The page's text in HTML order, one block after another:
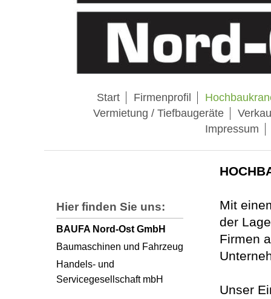
Start Firmenprofil
Vermietung / Tiefbaugeräte
Impressum
Mit
der
Firmen
Unser
Hier finden Sie uns:
BAUFA Nord-Ost GmbH
Baumaschinen und Fahrzeug
Handels- und
Servicegesellschaft mbH